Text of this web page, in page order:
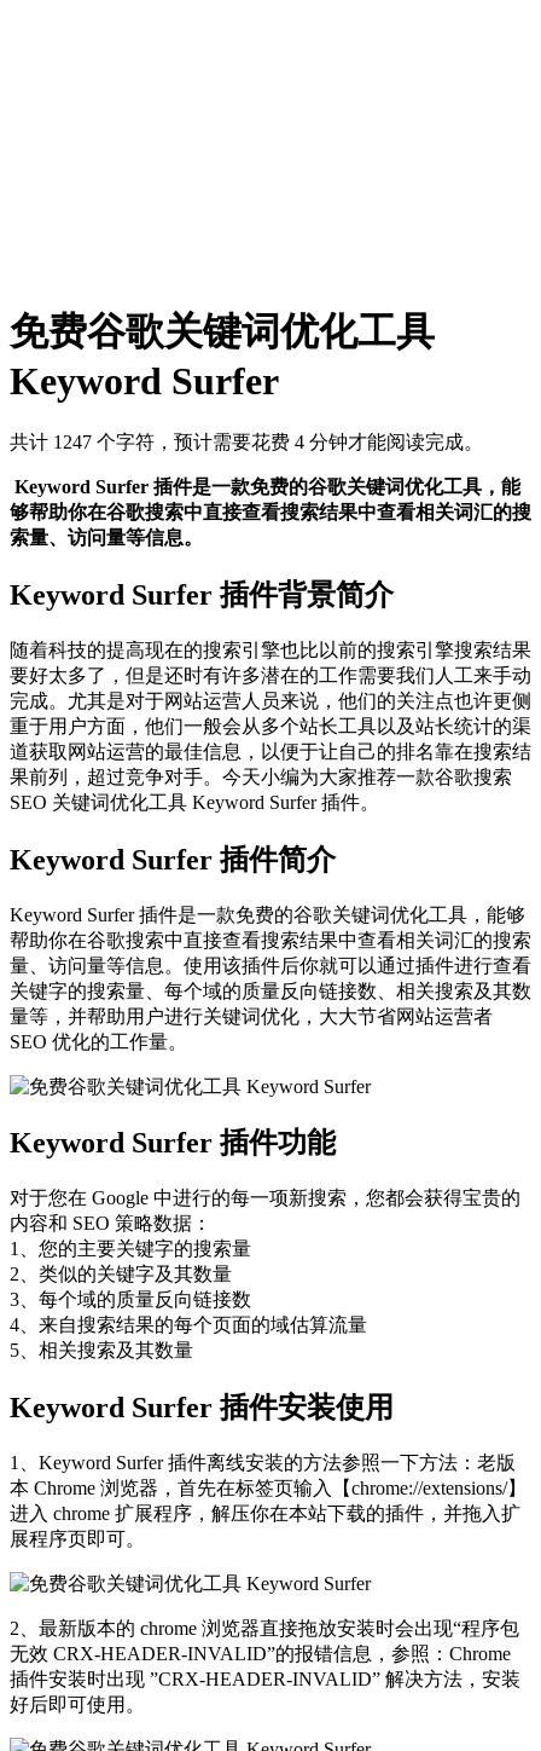
免费谷歌关键词优化工具
Keyword Surfer
共计 1247 个字符，预计需要花费 4 分钟才能阅读完成。
Keyword Surfer 插件是一款免费的谷歌关键词优化工具，能
够帮助你在谷歌搜索中直接查看搜索结果中查看相关词汇的搜
索量、访问量等信息。
Keyword Surfer 插件背景简介
随着科技的提高现在的搜索引擎也比以前的搜索引擎搜索结果
要好太多了，但是还时有许多潜在的工作需要我们人工来手动
完成。尤其是对于网站运营人员来说，他们的关注点也许更侧
重于用户方面，他们一般会从多个站长工具以及站长统计的渠
道获取网站运营的最佳信息，以便于让自己的排名靠在搜索结
果前列，超过竞争对手。今天小编为大家推荐一款谷歌搜索
SEO 关键词优化工具 Keyword Surfer 插件。
Keyword Surfer 插件简介
Keyword Surfer 插件是一款免费的谷歌关键词优化工具，能够
帮助你在谷歌搜索中直接查看搜索结果中查看相关词汇的搜索
量、访问量等信息。使用该插件后你就可以通过插件进行查看
关键字的搜索量、每个域的质量反向链接数、相关搜索及其数
量等，并帮助用户进行关键词优化，大大节省网站运营者
SEO 优化的工作量。
Keyword Surfer 插件功能
对于您在 Google 中进行的每一项新搜索，您都会获得宝贵的
内容和 SEO 策略数据：
1、您的主要关键字的搜索量
2、类似的关键字及其数量
3、每个域的质量反向链接数
4、来自搜索结果的每个页面的域估算流量
5、相关搜索及其数量
Keyword Surfer 插件安装使用
1、Keyword Surfer 插件离线安装的方法参照一下方法：老版
本 Chrome 浏览器，首先在标签页输入【chrome://extensions/】
进入 chrome 扩展程序，解压你在本站下载的插件，并拖入扩
展程序页即可。
2、最新版本的 chrome 浏览器直接拖放安装时会出现“程序包
无效 CRX-HEADER-INVALID”的报错信息，参照：Chrome
插件安装时出现 ”CRX-HEADER-INVALID” 解决方法，安装
好后即可使用。